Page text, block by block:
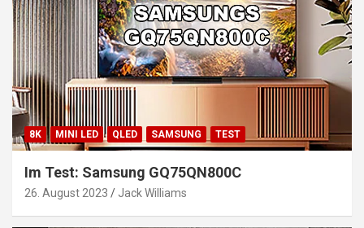
8K MINI LED QLED SAMSUNG TEST
Im Test: Samsung GQ75QN800C
26. August 2023 Jack Williams